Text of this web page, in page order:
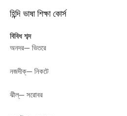
হিন্দি ভাষা শিক্ষা কোর্স
বিবিধ শব্দ
অনদর— ভিতরে
নজদীক্— নিকটে
ঝীল্— সরোবর